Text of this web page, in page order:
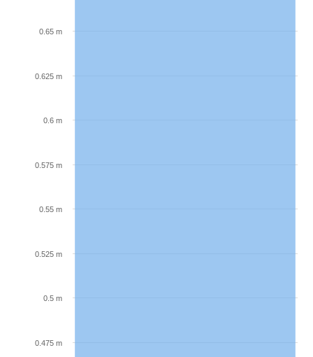
0.5 m
0.475 m
0.525 m
0.55 m
0.575 m
0.6 m
0.625 m
0.65 m